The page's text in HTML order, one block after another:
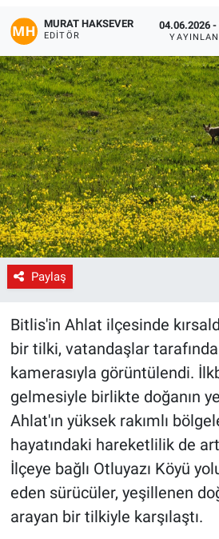
MURAT HAKSEVER
EDITÖR
04.06.2026 -
Paylaş
Bitlis'in Ahlat ilçesinde
bir tilki, vatandaşlar
kamerasıyla görüntülendi.
gelmesiyle birlikte doğanın
Ahlat'ın yüksek rakımlı
hayatındaki hareketlilik de
İlçeye bağlı Otluyazı Köyü
eden sürücüler, yeşillenen
arayan bir tilkiyle karşılaştı.
Kültür-Sanat
Magazin
Politika
Resmi İlanlar
Sağlık
Siyaset
Spor